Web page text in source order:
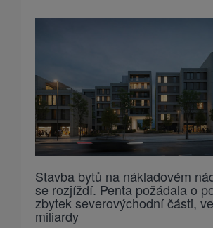
Stavba bytů na nákladovém
se rozjíždí. Penta požádala o
zbytek severovýchodní části,
miliardy